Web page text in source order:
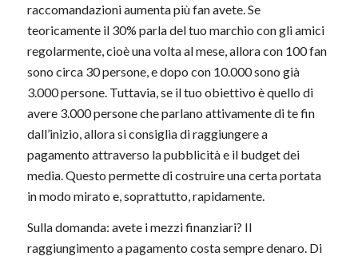
raccomandazioni aumenta più fan avete. Se
teoricamente il 30% parla del tuo marchio con gli amici
regolarmente, cioè una volta al mese, allora con 100 fan
sono circa 30 persone, e dopo con 10.000 sono già
3.000 persone. Tuttavia, se il tuo obiettivo è quello di
avere 3.000 persone che parlano attivamente di te fin
dall’inizio, allora si consiglia di raggiungere a
pagamento attraverso la pubblicità e il budget dei
media. Questo permette di costruire una certa portata
in modo mirato e, soprattutto, rapidamente.
Sulla domanda: avete i mezzi finanziari? Il
raggiungimento a pagamento costa sempre denaro. Di